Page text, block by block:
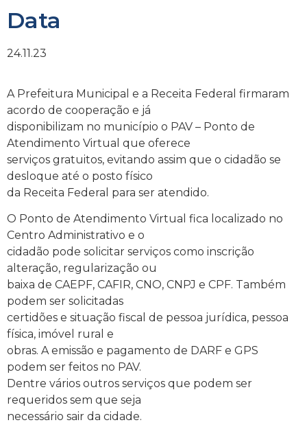
Data
24.11.23
A Prefeitura Municipal e a Receita Federal firmaram
acordo de cooperação e já
disponibilizam no município o PAV – Ponto de
Atendimento Virtual que oferece
serviços gratuitos, evitando assim que o cidadão se
desloque até o posto físico
da Receita Federal para ser atendido.
O Ponto de Atendimento Virtual fica localizado no
Centro Administrativo e o
cidadão pode solicitar serviços como inscrição
alteração, regularização ou
baixa de CAEPF, CAFIR, CNO, CNPJ e CPF. Também
podem ser solicitadas
certidões e situação fiscal de pessoa jurídica, pessoa
física, imóvel rural e
obras. A emissão e pagamento de DARF e GPS
podem ser feitos no PAV.
Dentre vários outros serviços que podem ser
requeridos sem que seja
necessário sair da cidade.